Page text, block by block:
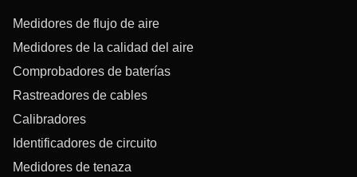
Medidores de flujo de aire
Medidores de la calidad del aire
Comprobadores de baterías
Rastreadores de cables
Calibradores
Identificadores de circuito
Medidores de tenaza